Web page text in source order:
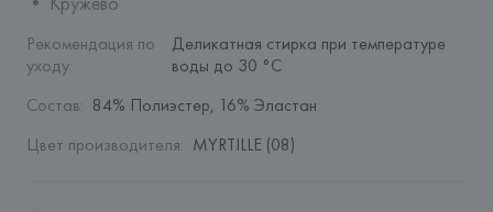
Рекомендация по
уходу:
Деликатная стирка при температуре
воды до 30 °C
Состав: 84% Полиэстер, 16% Эластан
Цвет производителя: MYRTILLE (08)